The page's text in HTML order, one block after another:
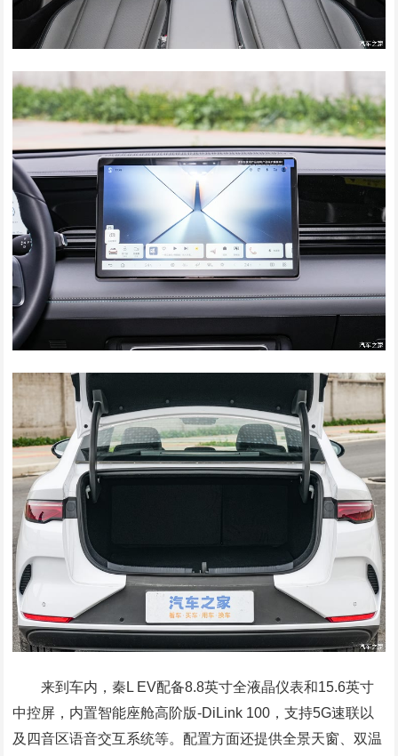
来到车内，秦L EV配备8.8英寸全液晶仪表和15.6英寸
中控屏，内置智能座舱高阶版-DiLink 100，支持5G速联以
及四音区语音交互系统等。配置方面还提供全景天窗、双温